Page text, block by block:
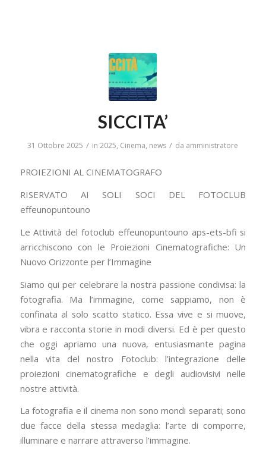
SICCITA’
31 Ottobre 2025 / in2025, Cinema, news / da amministratore
PROIEZIONI AL CINEMATOGRAFO
RISERVATO AI SOLI SOCI DEL FOTOCLUB
effeunopuntouno
Le Attività del fotoclub effeunopuntouno aps-ets-bfi si
arricchiscono con le Proiezioni Cinematografiche: Un
Nuovo Orizzonte per l’Immagine
Siamo qui per celebrare la nostra passione condivisa: la
fotografia. Ma l’immagine, come sappiamo, non è
confinata al solo scatto statico. Essa vive e si muove,
vibra e racconta storie in modi diversi. Ed è per questo
che oggi apriamo una nuova, entusiasmante pagina
nella vita del nostro Fotoclub: l’integrazione delle
proiezioni cinematografiche e degli audiovisivi nelle
nostre attività.
La fotografia e il cinema non sono mondi separati; sono
due facce della stessa medaglia: l’arte di comporre,
illuminare e narrare attraverso l’immagine.